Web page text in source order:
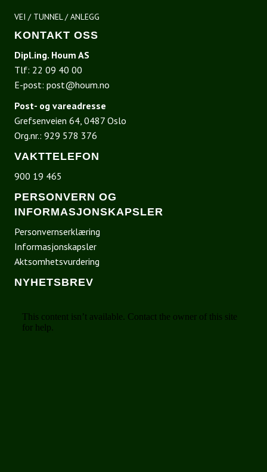
VEI / TUNNEL / ANLEGG
KONTAKT OSS
Dipl.ing. Houm AS
Tlf: 22 09 40 00
E-post: post@houm.no
Post- og vareadresse
Grefsenveien 64, 0487 Oslo
Org.nr.: 929 578 376
VAKTTELEFON
900 19 465
PERSONVERN OG
INFORMASJONSKAPSLER
Personvernserklæring
Informasjonskapsler
Aktsomhetsvurdering
NYHETSBREV